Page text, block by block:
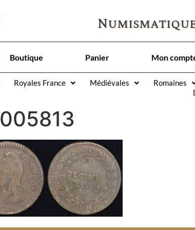
Boutique Panier Mon
Royales France Médiévales Romaines
005813